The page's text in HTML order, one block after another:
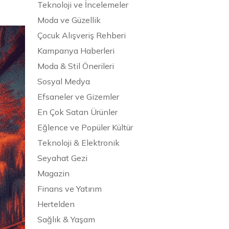
Teknoloji ve İncelemeler
Moda ve Güzellik
Çocuk Alışveriş Rehberi
Kampanya Haberleri
Moda & Stil Önerileri
Sosyal Medya
Efsaneler ve Gizemler
En Çok Satan Ürünler
Eğlence ve Popüler Kültür
Teknoloji & Elektronik
Seyahat Gezi
Magazin
Finans ve Yatırım
Hertelden
Sağlık & Yaşam